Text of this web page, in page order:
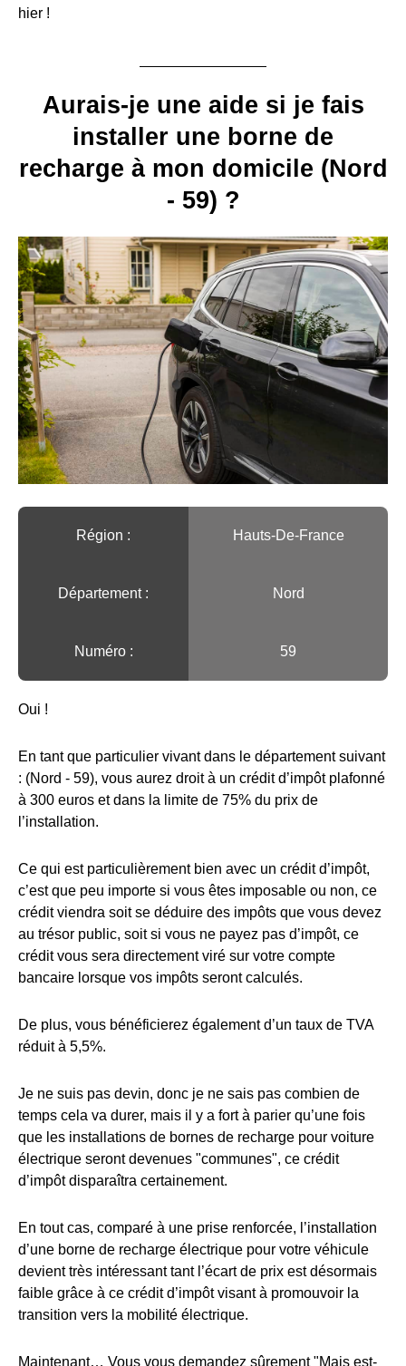
hier !
Aurais-je une aide si je fais
installer une borne de
recharge à mon domicile (Nord
- 59) ?
Région :️ Hauts-De-France
Département : Nord
Numéro : 59
Oui !
En tant que particulier vivant dans le département suivant
: (Nord - 59), vous aurez droit à un crédit d’impôt plafonné
à 300 euros et dans la limite de 75% du prix de
l’installation.
Ce qui est particulièrement bien avec un crédit d’impôt,
c’est que peu importe si vous êtes imposable ou non, ce
crédit viendra soit se déduire des impôts que vous devez
au trésor public, soit si vous ne payez pas d’impôt, ce
crédit vous sera directement viré sur votre compte
bancaire lorsque vos impôts seront calculés.
De plus, vous bénéficierez également d’un taux de TVA
réduit à 5,5%.
Je ne suis pas devin, donc je ne sais pas combien de
temps cela va durer, mais il y a fort à parier qu’une fois
que les installations de bornes de recharge pour voiture
électrique seront devenues "communes", ce crédit
d’impôt disparaîtra certainement.
En tout cas, comparé à une prise renforcée, l’installation
d’une borne de recharge électrique pour votre véhicule
devient très intéressant tant l’écart de prix est désormais
faible grâce à ce crédit d’impôt visant à promouvoir la
transition vers la mobilité électrique.
Maintenant… Vous vous demandez sûrement "Mais est-